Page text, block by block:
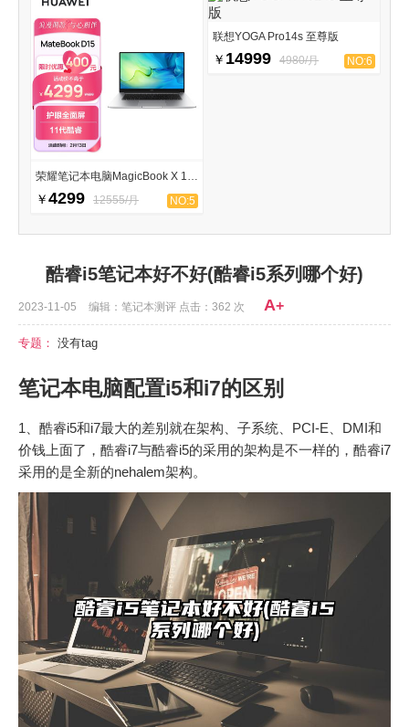
￥4299 12555/月 NO:5
联想YOGA Pro14s 至尊版
￥ 14999 4980/月 NO:6
酷睿i5笔记本好不好(酷睿i5系列哪个好)
2023-11-05 编辑：笔记本测评 点击：362 次 A+
专题： 没有tag
笔记本电脑配置i5和i7的区别
1、酷睿i5和i7最大的差别就在架构、子系统、PCI-E、DMI和
价钱上面了，酷睿i7与酷睿i5的采用的架构是不一样的，酷睿i7
采用的是全新的nehalem架构。